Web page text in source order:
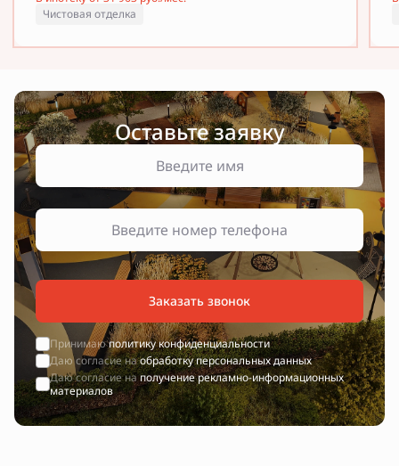
Чистовая отделка
Оставьте заявку
Заказать звонок
Принимаюполитику конфиденциальности
Даю согласие наобработку персональных данных
Даю согласие наполучение рекламно-информационных
материалов